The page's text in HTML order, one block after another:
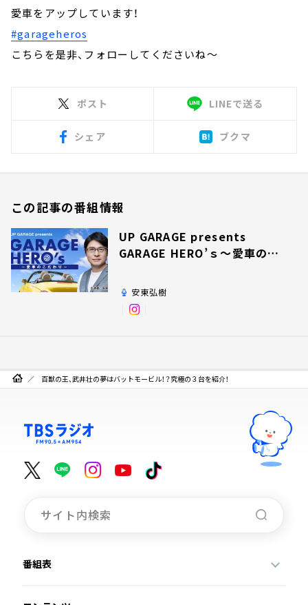
愛車をアップしています！
#garageheros
こちらを是非、フォローしてくださいね～
ポスト LINEで送る
シェア ブクマ
この記事の番組情報
UP GARAGE presents
GARAGE HERO’ｓ～愛車のこ
安東弘樹
百獣の王、武井壮の夢はバットモービル！？究極の３台を紹介！
番組表